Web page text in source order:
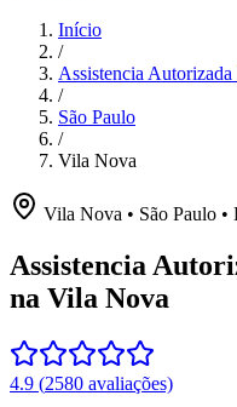
Início
/
Assistencia
/
São Paulo
/
Vila Nova
Vila Nova • São Paulo •
Assistencia
na Vila Nova
4.9 (2580 avaliações)